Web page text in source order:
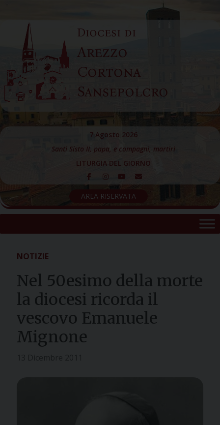
content
Diocesi di
Arezzo
Cortona
Sansepolcro
7 Agosto 2026
Santi Sisto II, papa, e compagni, martiri
LITURGIA DEL GIORNO
AREA RISERVATA
NOTIZIE
Nel 50esimo della morte
la diocesi ricorda il
vescovo Emanuele
Mignone